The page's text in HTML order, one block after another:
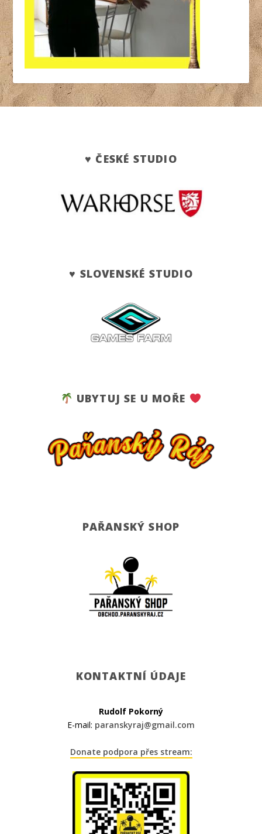
♥ ČESKÉ STUDIO
♥ SLOVENSKÉ STUDIO
UBYTUJ SE U MOŘE
PAŘANSKÝ SHOP
KONTAKTNÍ ÚDAJE
Rudolf Pokorný
E-mail: paranskyraj@gmail.com
Donate podpora přes stream: